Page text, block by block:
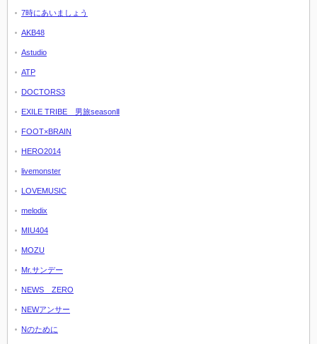
7時にあいましょう
AKB48
Astudio
ATP
DOCTORS3
EXILE TRIBE 男旅seasonⅡ
FOOT×BRAIN
HERO2014
livemonster
LOVEMUSIC
melodix
MIU404
MOZU
Mr.サンデー
NEWS ZERO
NEWアンサー
Nのために